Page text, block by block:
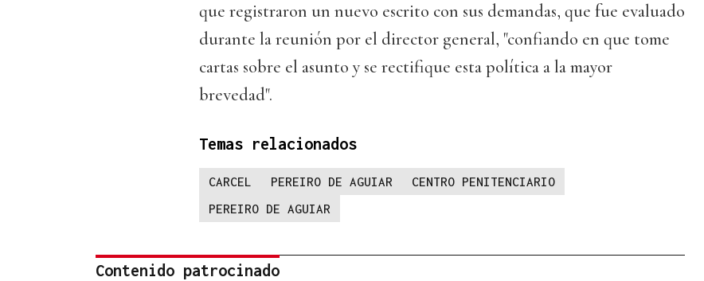
que registraron un nuevo escrito con sus demandas, que fue evaluado
durante la reunión por el director general, "confiando en que tome
cartas sobre el asunto y se rectifique esta política a la mayor
brevedad".
Temas relacionados
CARCEL PEREIRO DE AGUIAR
CENTRO PENITENCIARIO
PEREIRO DE AGUIAR
Contenido patrocinado